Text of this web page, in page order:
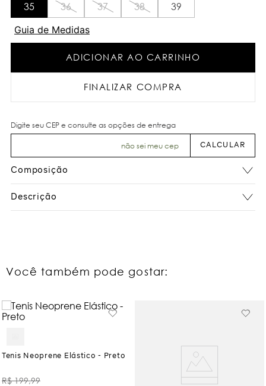
35 36 37 38
39
Guia de Medidas
ADICIONAR AO CARRINHO
FINALIZAR COMPRA
não sei meu cep
Composição
Descrição
Você também pode gostar:
Tenis Neoprene Elástico - Preto
R$ 199,99